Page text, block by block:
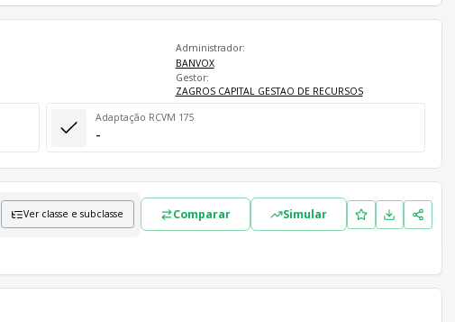
Administrador:
BANVOX
Gestor:
ZAGROS CAPITAL GESTAO DE RECURSOS
Adaptação RCVM 175
-
Ver classe e subclasse Comparar Simular